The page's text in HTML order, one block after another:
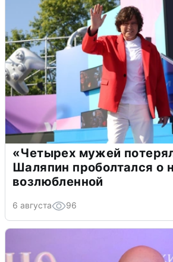
«Четырех мужей
Шаляпин проболтался о
возлюбленной
6 августа 96